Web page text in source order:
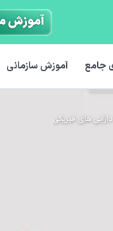
جامع آموزش سازمانی
های فیزیکی